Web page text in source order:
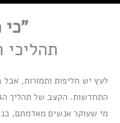
"כי
לעץ יש חליפות ותמורות, אבל
התחדשות. הקצב של תהליך
מי שעוקר אנשים מאדמתם,